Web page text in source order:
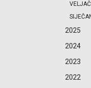
2025
2024
2023
2022